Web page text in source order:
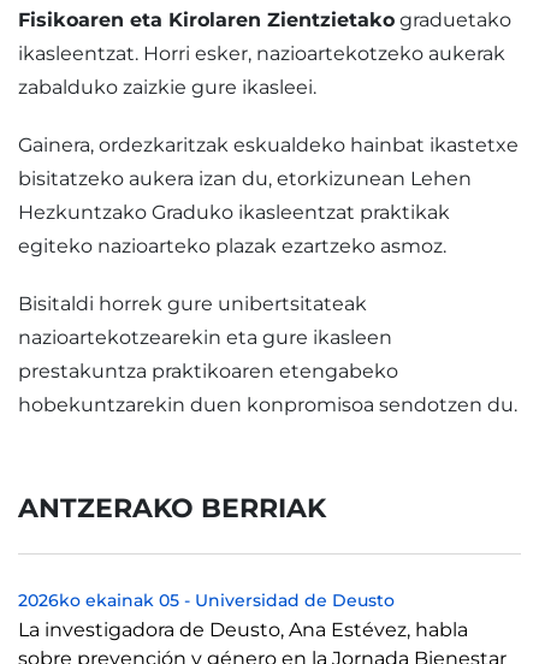
Fisikoaren eta Kirolaren Zientzietako graduetako
ikasleentzat. Horri esker, nazioartekotzeko aukerak
zabalduko zaizkie gure ikasleei.
Gainera, ordezkaritzak eskualdeko hainbat ikastetxe
bisitatzeko aukera izan du, etorkizunean Lehen
Hezkuntzako Graduko ikasleentzat praktikak
egiteko nazioarteko plazak ezartzeko asmoz.
Bisitaldi horrek gure unibertsitateak
nazioartekotzearekin eta gure ikasleen
prestakuntza praktikoaren etengabeko
hobekuntzarekin duen konpromisoa sendotzen du.
ANTZERAKO BERRIAK
2026ko ekainak 05 - Universidad de Deusto
La investigadora de Deusto, Ana Estévez, habla
sobre prevención y género en la Jornada Bienestar